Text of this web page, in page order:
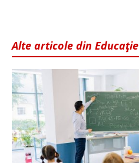
Alte articole din Educaţie